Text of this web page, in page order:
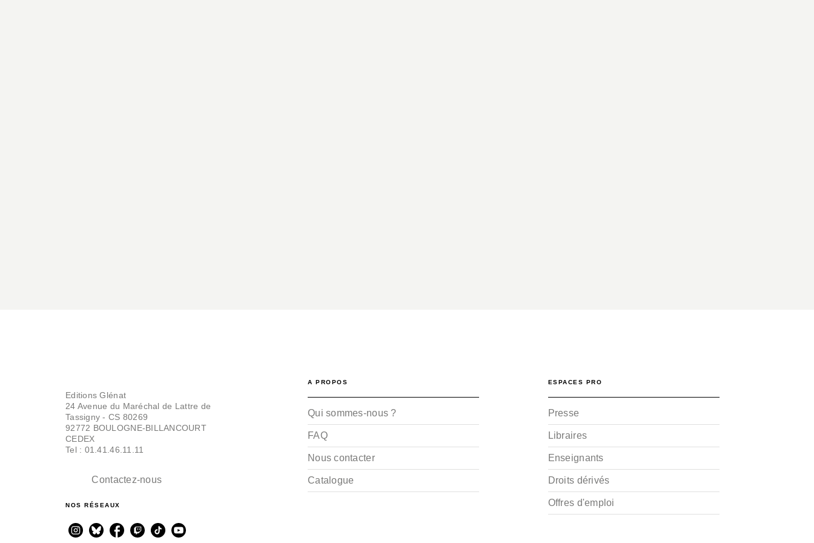
Editions Glénat
24 Avenue du Maréchal de Lattre de
Tassigny - CS 80269
92772 BOULOGNE-BILLANCOURT
CEDEX
Tel : 01.41.46.11.11
Contactez-nous
NOS RÉSEAUX
A PROPOS
Qui sommes-nous ?
FAQ
Nous contacter
Catalogue
ESPACES PRO
Presse
Libraires
Enseignants
Droits dérivés
Offres d'emploi